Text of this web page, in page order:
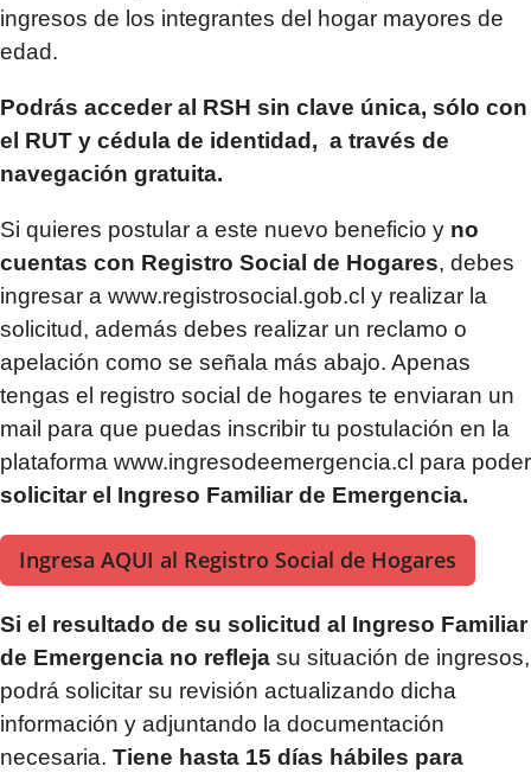
ingresos de los integrantes del hogar mayores de
edad.
Podrás acceder al RSH sin clave única, sólo con
el RUT y cédula de identidad, a través de
navegación gratuita.
Si quieres postular a este nuevo beneficio y no
cuentas con Registro Social de Hogares, debes
ingresar a www.registrosocial.gob.cl y realizar la
solicitud, además debes realizar un reclamo o
apelación como se señala más abajo. Apenas
tengas el registro social de hogares te enviaran un
mail para que puedas inscribir tu postulación en la
plataforma www.ingresodeemergencia.cl para poder
solicitar el Ingreso Familiar de Emergencia.
Ingresa AQUI al Registro Social de Hogares
Si el resultado de su solicitud al Ingreso Familiar
de Emergencia no refleja su situación de ingresos,
podrá solicitar su revisión actualizando dicha
información y adjuntando la documentación
necesaria. Tiene hasta 15 días hábiles para